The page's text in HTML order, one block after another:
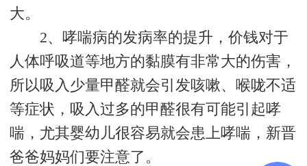
大。
2、哮喘病的发病率的提升，价钱对于
人体呼吸道等地方的黏膜有非常大的伤害，
所以吸入少量甲醛就会引发咳嗽、喉咙不适
等症状，吸入过多的甲醛很有可能引起哮
喘，尤其婴幼儿很容易就会患上哮喘，新晋
爸爸妈妈们要注意了。